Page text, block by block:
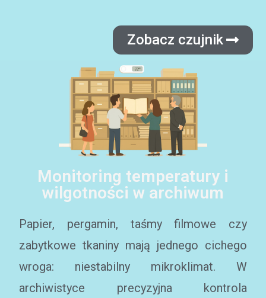
Zobacz czujnik
Monitoring temperatury i
wilgotności w archiwum
Papier, pergamin, taśmy filmowe czy
zabytkowe tkaniny mają jednego cichego
wroga: niestabilny mikroklimat. W
archiwistyce precyzyjna kontrola